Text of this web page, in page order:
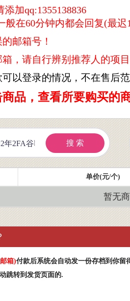
加qq:1355138836
般在60分钟内都会回复(最迟
邮箱号！
，请自行辨别推荐人的项
以登录的情况，不在售后范
品，查看所要购买的
搜 索
单价(元/个)
暂无
箱)付款后系统会自动发一份存档到你留
跳转到发货页面的.